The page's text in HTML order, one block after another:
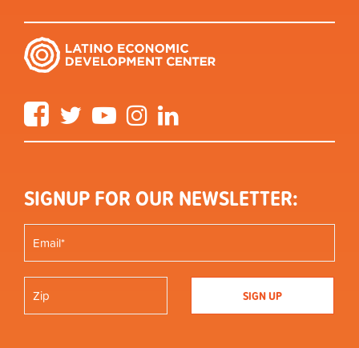
FacebookTwitter YouTube Instagram
SIGNUP FOR OUR NEWSLETTER: